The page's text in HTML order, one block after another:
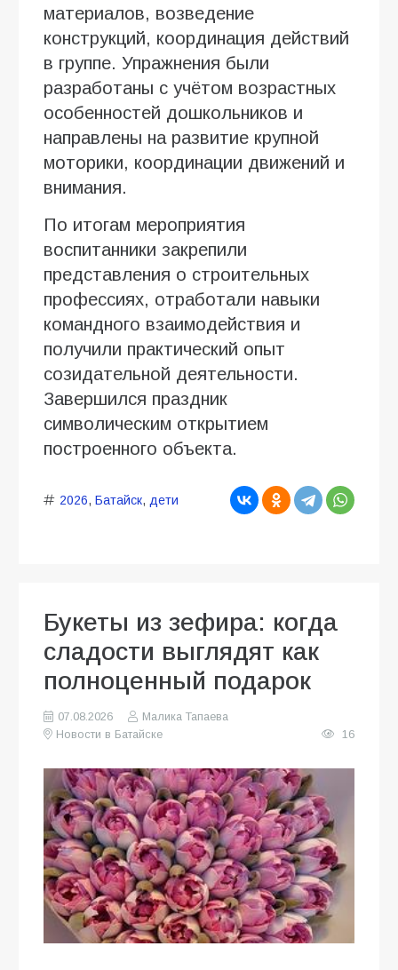
материалов, возведение
конструкций, координация действий
в группе. Упражнения были
разработаны с учётом возрастных
особенностей дошкольников и
направлены на развитие крупной
моторики, координации движений и
внимания.
По итогам мероприятия
воспитанники закрепили
представления о строительных
профессиях, отработали навыки
командного взаимодействия и
получили практический опыт
созидательной деятельности.
Завершился праздник
символическим открытием
построенного объекта.
2026, Батайск, дети
Букеты из зефира: когда
сладости выглядят как
полноценный подарок
07.08.2026
Малика Тапаева
Новости в Батайске
16